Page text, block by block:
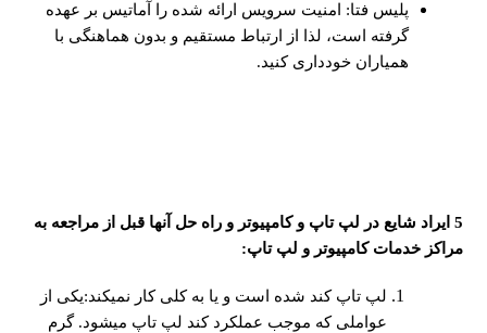
پلیس فتا: امنیت سرویس ارائه شده را آماتیس بر عهده
گرفته است، لذا از ارتباط مستقیم و بدون هماهنگی با
همیاران خودداری کنید.
​5 ایراد شایع در لپ تاپ و کامپیوتر و راه حل آنها قبل از مراجعه به
مراکز خدمات کامپیوتر و لپ تاپ:
لپ تاپ کند شده است و یا به کلی کار نمیکند:یکی از
عواملی که موجب عملکرد کند لپ تاپ میشود. گرم